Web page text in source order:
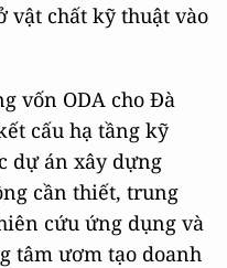
vật chất kỹ thuật vào
vốn ODA cho Đà
cấu hạ tầng kỹ
dự án xây dựng
cần thiết, trung
cứu ứng dụng và
tâm ươm tạo doanh